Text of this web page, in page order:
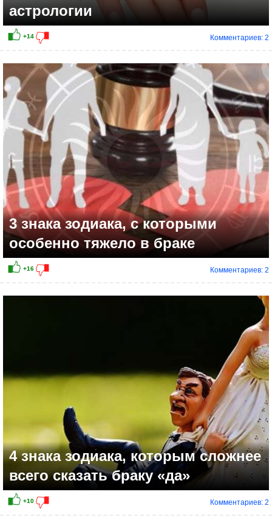
+1
астрологии
Комментариев: 2
3 знака зодиака, с которыми
особенно тяжело в браке
Комментариев: 2
4 знака зодиака, которым сложнее
всего сказать браку «да»
Комментариев: 2